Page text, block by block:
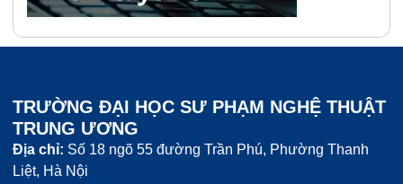
Tra cứu Văn bằng
Văn bản đào tạo
Sổ tay học vụ
Tin Đào tạo Sau Đại học
TRƯỜNG ĐẠI HỌC SƯ PHẠM NGHỆ THUẬT
TRUNG ƯƠNG
Địa chỉ: Số 18 ngõ 55 đường Trần Phú, Phường Thanh
Liệt, Hà Nội